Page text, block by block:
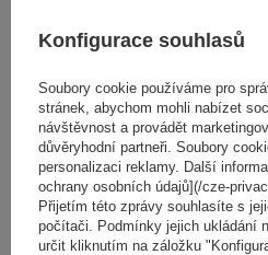
MASTERCUT KZT83/LC352
BEZOTÁČKOVÝ TRAVNÍ TRAKTOR
BEZOTÁČKOVÁ SEKAČKA S
VLASTNÍM POHONEM
37 783,00 Kč
42 301,00 Kč
Konfigurace souhlasů
Soubory cookie používáme pro
stránek, abychom mohli nabízet
návštěvnost a provádět
důvěryhodní partneři. Soubory
personalizaci reklamy. Další
ochrany osobních údajů](/cze-
Přijetím této zprávy souhlasíte s
počítači. Podmínky jejich ukládání
určit kliknutím na záložku